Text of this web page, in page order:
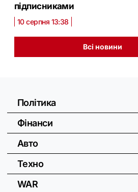
підписниками
10 серпня 13:38
Всі новини
Політика
Фінанси
Авто
Техно
WAR